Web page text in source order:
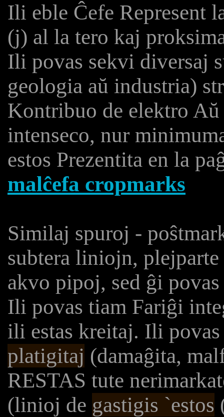
Ili eble Ĉefe Represent
(j) al la tero kaj
Ili povas sekvi diversaj
geologia aŭ industria)
Kontribuo de elektro
intenseco, nur
estos Prezentita en la
malĉefa cropmarks
Similaj spuroj -
subtera liniojn,
akvo pipoj, sed ĝi
Ili povas tiam Fariĝi
ili estas kreitaj. Ili
platigitaj (damaĝita,
RESTAS tute
(linioj de gastigis `estos